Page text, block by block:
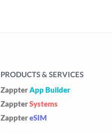
PRODUCTS & SERVICES
ZappterApp Builder
ZappterSystems
ZapptereSIM